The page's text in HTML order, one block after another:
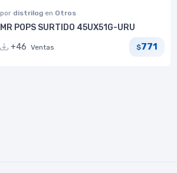
por distrilog en Otros
MR POPS SURTIDO 45UX51G-URU
+46 Ventas $771